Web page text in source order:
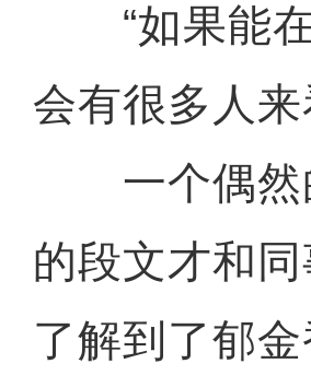
“如果能在
会有很多人
一个偶然
的段文才和
了解到了郁